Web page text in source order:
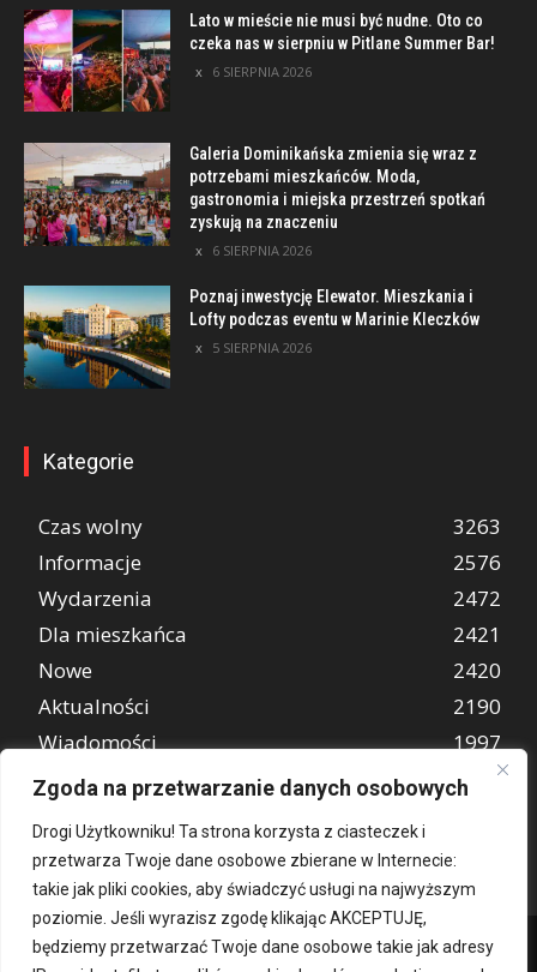
Zgoda na przetwarzanie danych osobowych
Drogi Użytkowniku! Ta strona korzysta z ciasteczek i
przetwarza Twoje dane osobowe zbierane w Internecie:
takie jak pliki cookies, aby świadczyć usługi na najwyższym
poziomie. Jeśli wyrazisz zgodę klikając AKCEPTUJĘ,
będziemy przetwarzać Twoje dane osobowe takie jak adresy
Lato w mieście nie musi być nudne. Oto co
czeka nas w sierpniu w Pitlane Summer Bar!
6 SIERPNIA 2026
Galeria Dominikańska zmienia się wraz z
potrzebami mieszkańców. Moda,
gastronomia i miejska przestrzeń spotkań
zyskują na znaczeniu
6 SIERPNIA 2026
Poznaj inwestycję Elewator. Mieszkania i
Lofty podczas eventu w Marinie Kleczków
5 SIERPNIA 2026
Kategorie
Czas wolny
3263
Informacje
2576
Wydarzenia
2472
Dla mieszkańca
2421
Nowe
2420
Aktualności
2190
Wiadomości
1997
REKLAMA
849